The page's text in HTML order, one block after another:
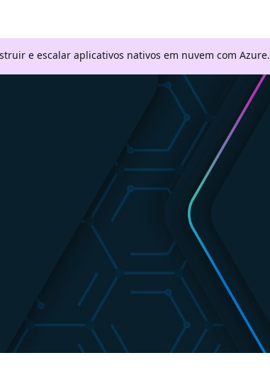
e escalar aplicativos nativos em nuvem com Azure.